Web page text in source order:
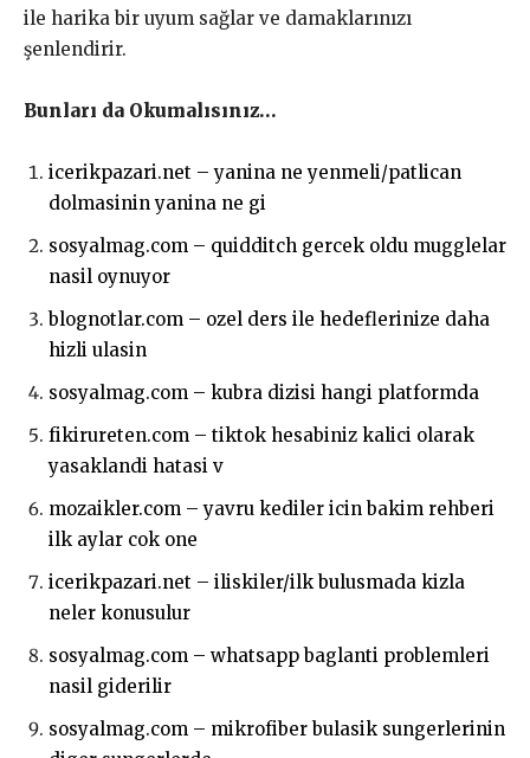
ile harika bir uyum sağlar ve damaklarınızı
şenlendirir.
Bunları da Okumalısınız…
icerikpazari.net – yanina ne yenmeli/patlican
dolmasinin yanina ne gi
sosyalmag.com – quidditch gercek oldu mugglelar
nasil oynuyor
blognotlar.com – ozel ders ile hedeflerinize daha
hizli ulasin
sosyalmag.com – kubra dizisi hangi platformda
fikirureten.com – tiktok hesabiniz kalici olarak
yasaklandi hatasi v
mozaikler.com – yavru kediler icin bakim rehberi
ilk aylar cok one
icerikpazari.net – iliskiler/ilk bulusmada kizla
neler konusulur
sosyalmag.com – whatsapp baglanti problemleri
nasil giderilir
sosyalmag.com – mikrofiber bulasik sungerlerinin